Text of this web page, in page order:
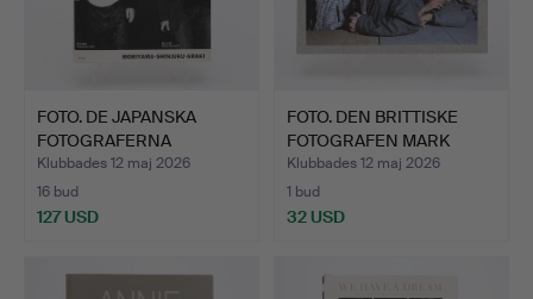
FOTO. DE JAPANSKA
FOTOGRAFERNA
NOBUYOSHI A…
Klubbades 12 maj 2026
16 bud
127 USD
FOTO. DEN BRITTISKE
FOTOGRAFEN MARK
NEVILL…
Klubbades 12 maj 2026
1 bud
32 USD